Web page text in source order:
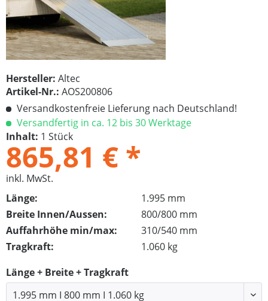
Hersteller: Altec
Artikel-Nr.: AOS200806
Versandkostenfreie Lieferung nach Deutschland!
Versandfertig in ca. 12 bis 30 Werktage
Inhalt: 1 Stück
865,81 € *
inkl. MwSt.
Länge:
1.995 mm
Breite Innen/Aussen:
800/800 mm
Auffahrhöhe min/max:
310/540 mm
Tragkraft:
1.060 kg
Länge + Breite + Tragkraft